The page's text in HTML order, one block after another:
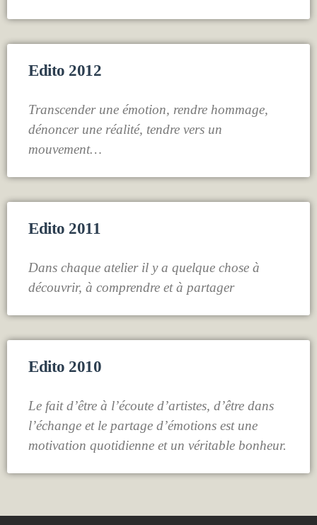
Edito 2012
Transcender une émotion, rendre hommage,
dénoncer une réalité, tendre vers un
mouvement…
Edito 2011
Dans chaque atelier il y a quelque chose à
découvrir, à comprendre et à partager
Edito 2010
Le fait d’être à l’écoute d’artistes, d’être dans
l’échange et le partage d’émotions est une
motivation quotidienne et un véritable bonheur.